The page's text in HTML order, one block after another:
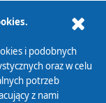
i podobnych
oraz w celu
potrzeb
z nami